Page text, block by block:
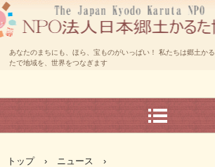
あなたのまちにも、ほら、宝ものがいっぱい！ 私たちは郷土かる
たで地域を、世界をつなぎます
トップ › ニュース ›